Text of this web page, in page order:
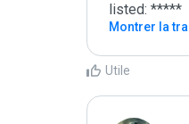
listed: *****
Montrer la
Utile